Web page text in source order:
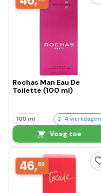
Rochas Man Eau De
Toilette (100 ml)
100 ml 2-4 werkdagen
Voeg toe
46,82